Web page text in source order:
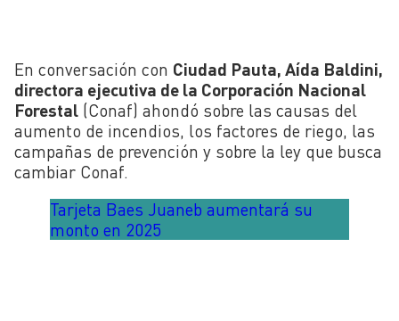
En conversación con Ciudad Pauta, Aída Baldini,
directora ejecutiva de la Corporación Nacional
Forestal (Conaf) ahondó sobre las causas del
aumento de incendios, los factores de riego, las
campañas de prevención y sobre la ley que busca
cambiar Conaf.
Tarjeta Baes Juaneb aumentará su
monto en 2025